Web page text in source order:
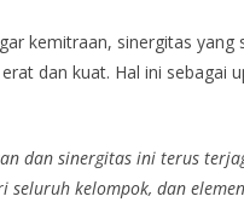
kemitraan, sinergitas yang
dan kuat. Hal ini sebagai
dan sinergitas ini terus
kelompok, dan